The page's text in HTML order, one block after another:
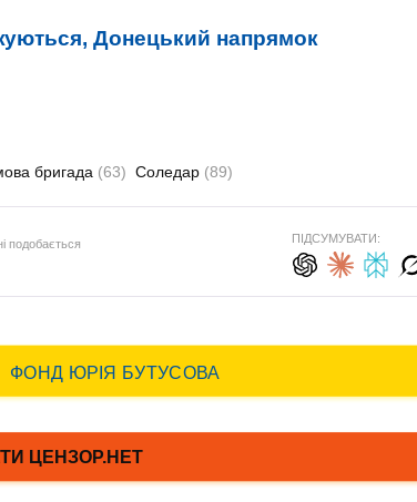
Донецький напрямок
бригада (63) Соледар (89)
подобається ПІДСУМУВАТИ: